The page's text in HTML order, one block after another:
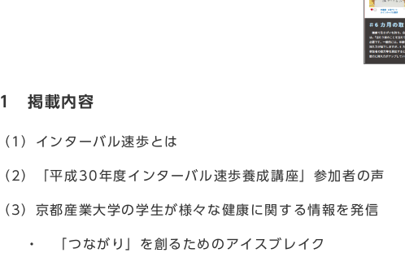
1 掲載内容
（1）インターバル速歩とは
（2）「平成30年度インターバル速歩養成講座」参加者の声
（3）京都産業大学の学生が様々な健康に関する情報を発信
・ 「つながり」を創るためのアイスブレイク